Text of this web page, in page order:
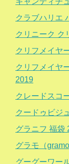
クラブハリエ
クリニーク ク
クリフメイヤ
クリフメイヤ
2019
クレードスコ
クードゥビジ
グラニフ 福袋
グラモ（
グーグーワー